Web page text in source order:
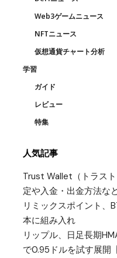
Web3ゲームニュース
NFTニュース
仮想通貨チャート分析
学習
ガイド
レビュー
特集
人気記事
Trust Wallet（トラス
定や入金・出金方法な
リミックスポイント、
本に組み入れ
リップル、日足長期
で0.95ドルを試す展開